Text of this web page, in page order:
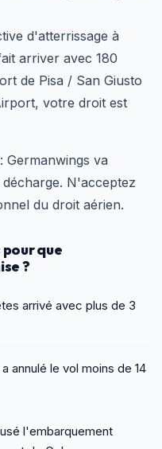
d'atterrissage à
arriver avec 180
de Pisa / San Giusto
votre droit est
Germanwings va
N'acceptez
du droit aérien.
que
?
arrivé avec plus de 3
annulé le vol moins de 14
l'embarquement